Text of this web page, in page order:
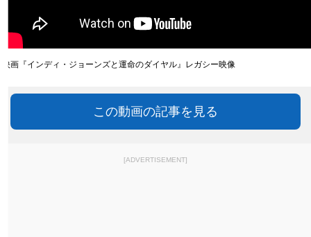
映画『インディ・ジョーンズと運命のダイヤル』レガシー映像
この動画の記事を見る
[ADVERTISEMENT]